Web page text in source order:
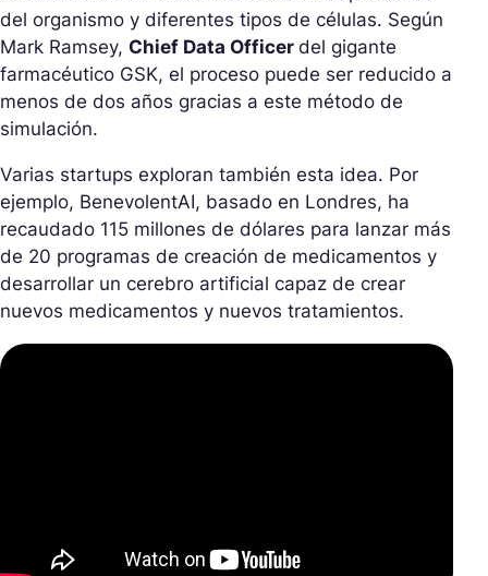
del organismo y diferentes tipos de células. Según
Mark Ramsey, Chief Data Officer del gigante
farmacéutico GSK, el proceso puede ser reducido a
menos de dos años gracias a este método de
simulación.
Varias startups exploran también esta idea. Por
ejemplo, BenevolentAI, basado en Londres, ha
recaudado 115 millones de dólares para lanzar más
de 20 programas de creación de medicamentos y
desarrollar un cerebro artificial capaz de crear
nuevos medicamentos y nuevos tratamientos.